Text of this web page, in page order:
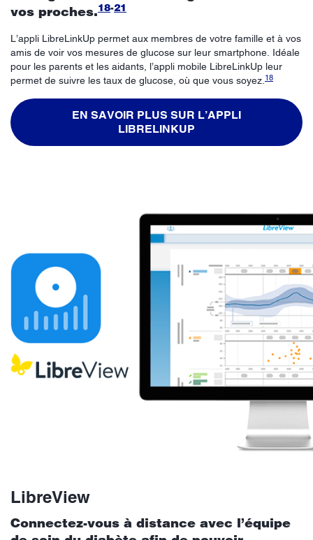
vos proches.18-21
L’appli LibreLinkUp permet aux membres de votre famille et à vos
amis de voir vos mesures de glucose sur leur smartphone. Idéale
pour les parents et les aidants, l’appli mobile LibreLinkUp leur
permet de suivre les taux de glucose, où que vous soyez.18
EN SAVOIR PLUS SUR L’APPLI
LIBRELINKUP
LibreView
Connectez-vous à distance avec l’équipe